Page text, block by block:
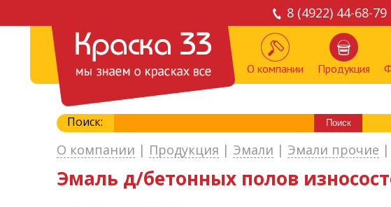
8 (4922) 44-68-
О компании Продукция
Поиск:
О компании | Продукция | Эмали | Эмали прочие |
Эмаль д/бетонных полов